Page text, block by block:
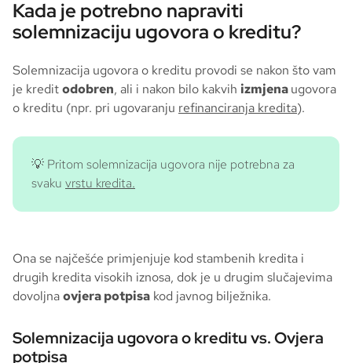
Kada je potrebno napraviti
solemnizaciju ugovora o kreditu?
Solemnizacija ugovora o kreditu provodi se nakon što vam
je kreditodobren, ali i nakon bilo kakvih izmjenaugovora
o kreditu (npr. pri ugovaranju refinanciranja kredita).
💡 Pritom solemnizacija ugovora nije potrebna za
svaku vrstu kredita.
Ona se najčešće primjenjuje kod stambenih kredita i
drugih kredita visokih iznosa, dok je u drugim slučajevima
dovoljnaovjera potpisa kod javnog bilježnika.
Solemnizacija ugovora o kreditu vs. Ovjera
potpisa